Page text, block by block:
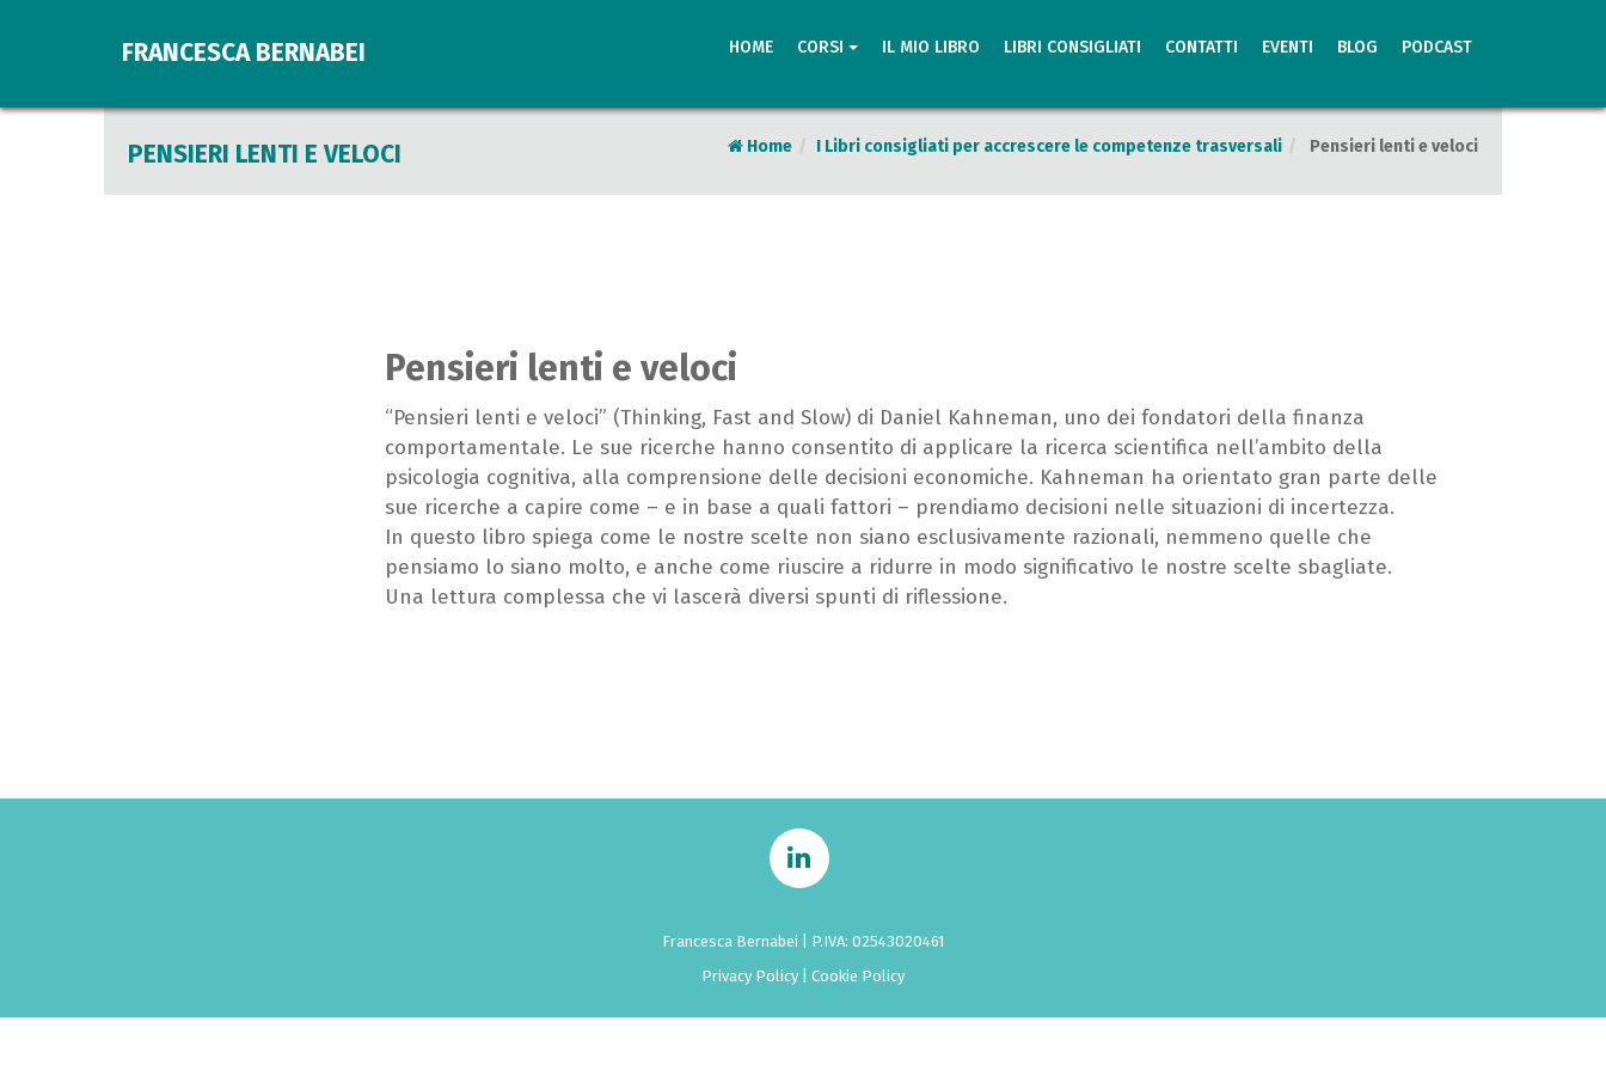
FRANCESCA BERNABEI HOME CORSI IL MIO LIBRO LIBRI CONSIGLIATI CONTATTI EVENTI BLOG PODCAST
PENSIERI LENTI E VELOCI Home I Libri consigliati per accrescere le competenze trasversali Pensieri lenti e veloci
Pensieri lenti e veloci
“Pensieri lenti e veloci” (Thinking, Fast and Slow) di Daniel Kahneman, uno dei fondatori della finanza
comportamentale. Le sue ricerche hanno consentito di applicare la ricerca scientifica nell’ambito della
psicologia cognitiva, alla comprensione delle decisioni economiche. Kahneman ha orientato gran parte delle
sue ricerche a capire come – e in base a quali fattori – prendiamo decisioni nelle situazioni di incertezza.
In questo libro spiega come le nostre scelte non siano esclusivamente razionali, nemmeno quelle che
pensiamo lo siano molto, e anche come riuscire a ridurre in modo significativo le nostre scelte sbagliate.
Una lettura complessa che vi lascerà diversi spunti di riflessione.
Francesca Bernabei | P.IVA: 02543020461
Privacy Policy
Cookie Policy